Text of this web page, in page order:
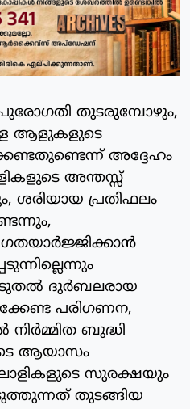
പുരോഗതി തുടരുമ്പോഴും,
ആളുകളുടെ
അദ്ദേഹം
അന്തസ്സ്
ശരിയായ പ്രതിഫലം
ദുര്‍ബലരായ
പരിഗണന,
ബുദ്ധി
ആയാസം
സുരക്ഷയും
തുടങ്ങിയ